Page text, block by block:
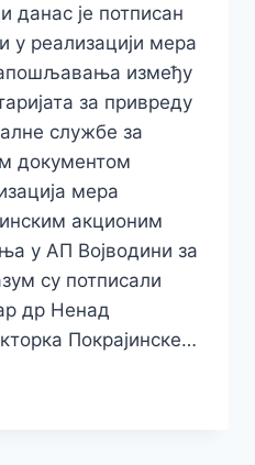
данас је потписан
у реализацији мера
између
за привреду
службе за
документом
мера
акционим
у АП Војводини за
су потписали
др Ненад
Покрајинске…